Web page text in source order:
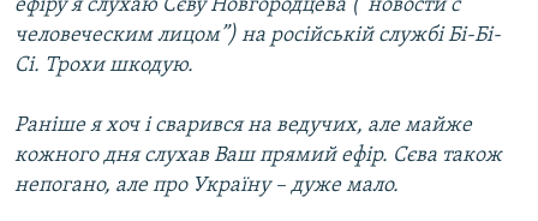
ефіру я слухаю Сєву Новгородцева (“новости с
человеческим лицом”) на російській службі Бі-Бі-
Сі. Трохи шкодую.
Раніше я хоч і сварився на ведучих, але майже
кожного дня слухав Ваш прямий ефір. Сєва також
непогано, але про Україну – дуже мало.